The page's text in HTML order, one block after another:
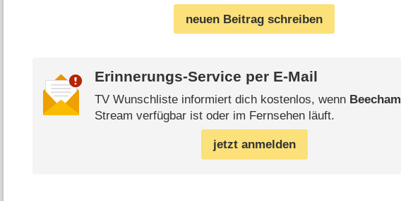
neuen Beitrag schreiben
Erinnerungs-Service per E-Mail
TV Wunschliste informiert dich kostenlos, wenn Beecham
Stream verfügbar ist oder im Fernsehen läuft.
jetzt anmelden